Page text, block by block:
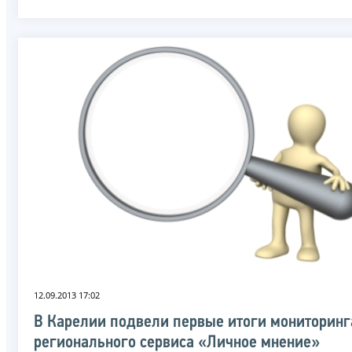
12.09.2013 17:02
В Карелии подвели первые итоги
регионального сервиса «Личное мнение»